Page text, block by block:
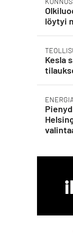
löytyi
Kesla